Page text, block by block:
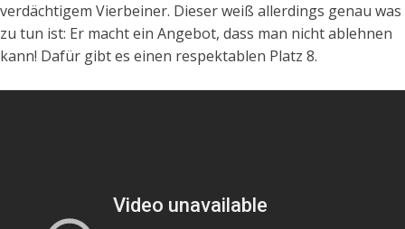
verdächtigem Vierbeiner. Dieser weiß allerdings genau was
zu tun ist: Er macht ein Angebot, dass man nicht ablehnen
kann! Dafür gibt es einen respektablen Platz 8.